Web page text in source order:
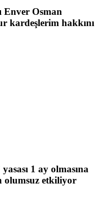
Enver Osman
kardeşlerim hakkını
1 ay olmasına
olumsuz etkiliyor